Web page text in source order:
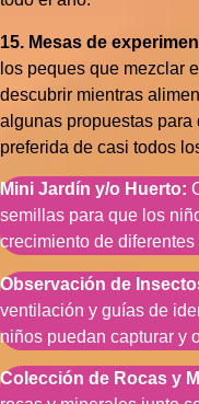
15. Mesas de
los peques que mezclar
descubrir mientras
algunas propuestas para
preferida de casi todos
Mini Jardín y/o Huerto:
semillas para que los
crecimiento de diferentes
Observación de
ventilación y guías de
niños puedan capturar y
Colección de Rocas y